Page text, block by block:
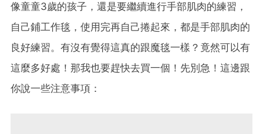
像童童3歲的孩子，還是要繼續進行手部肌肉的練習，
自己鋪工作毯，使用完再自己捲起來，都是手部肌肉的
良好練習。有沒有覺得這真的跟魔毯一樣？竟然可以有
這麼多好處！那我也要趕快去買一個！先別急！這邊跟
你說一些注意事項：